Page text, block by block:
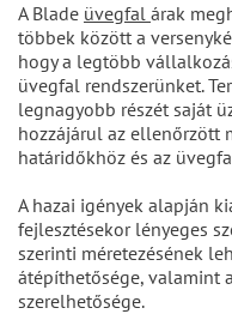
A Blade üvegfal árak
többek között a
hogy a legtöbb
üvegfal rendszerünket.
legnagyobb részét saját
hozzájárul az ellenőrzött
határidőkhöz és az
A hazai igények alapján
fejlesztésekor lényeges
szerinti méretezésének
átépíthetősége, valamint
szerelhetősége.